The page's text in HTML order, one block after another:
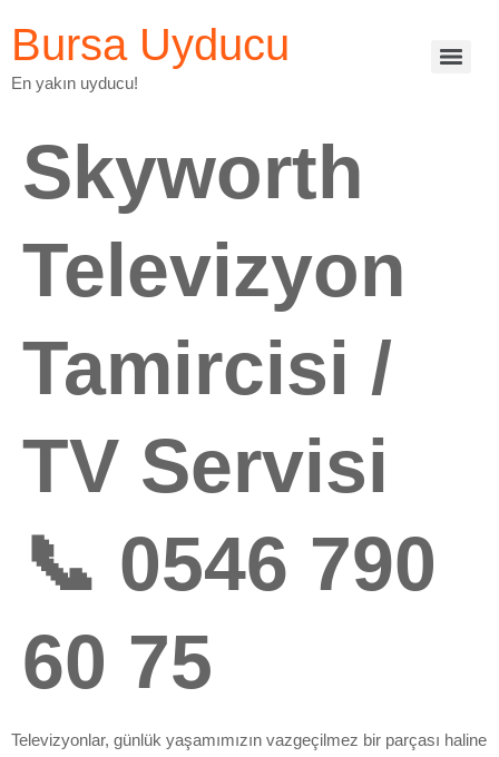
Bursa Uyducu
En yakın uyducu!
Skyworth
Televizyon
Tamircisi /
TV Servisi
📞 0546 790
60 75
Televizyonlar, günlük yaşamımızın vazgeçilmez bir parçası haline